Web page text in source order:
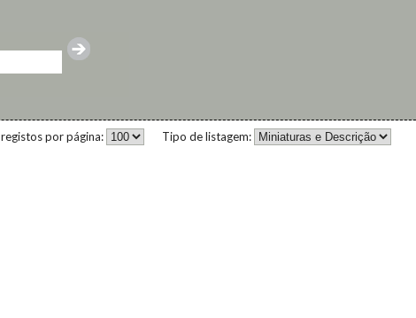
Tipo de listagem:
registos por página: